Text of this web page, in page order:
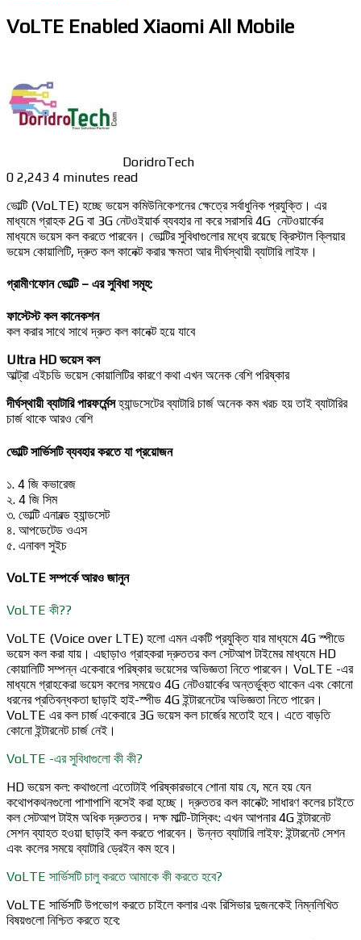
VoLTE Enabled Xiaomi All Mobile
DoridroTech
0 2,243 4 minutes read
ভোল্টি (VoLTE) হচ্ছে ভয়েস কমিউনিকেশনের ক্ষেত্রে সর্বাধুনিক প্রযুক্তি। এর
মাধ্যমে গ্রাহক 2G বা 3G নেটওইয়ার্ক ব্যবহার না করে সরাসরি 4G নেটওয়ার্কের
মাধ্যমে ভয়েস কল করতে পারবেন। ভোল্টির সুবিধাগুলোর মধ্যে রয়েছে ক্রিস্টাল ক্লিয়ার
ভয়েস কোয়ালিটি, দ্রুত কল কানেক্ট করার ক্ষমতা আর দীর্ঘস্থায়ী ব্যাটারি লাইফ।
গ্রামীণফোন ভোল্টি – এর সুবিধা সমূহ:
ফাস্টেস্ট কল কানেকশন
কল করার সাথে সাথে দ্রুত কল কানেক্ট হয়ে যাবে
Ultra HD ভয়েস কল
আল্ট্রা এইচডি ভয়েস কোয়ালিটির কারণে কথা এখন অনেক বেশি পরিষ্কার
দীর্ঘস্থায়ী ব্যাটারি পারফর্মেন্সহ্যান্ডসেটের ব্যাটারি চার্জ অনেক কম খরচ হয় তাই ব্যাটারির
চার্জ থাকে আরও বেশি
ভোল্টি সার্ভিসটি ব্যবহার করতে যা প্রয়োজন
১. 4 জি কভারেজ
২. 4 জি সিম
৩. ভোল্টি এনাবল্ড হ্যান্ডসেট
৪. আপডেটেড ওএস
৫. এনাবল সুইচ
VoLTE সম্পর্কে আরও জানুন
VoLTE কী??
VoLTE (Voice over LTE) হলো এমন একটি প্রযুক্তি যার মাধ্যমে 4G স্পীডে
ভয়েস কল করা যায়। এছাড়াও গ্রাহকরা দ্রুততর কল সেটআপ টাইমের মাধ্যমে HD
কোয়ালিটি সম্পন্ন একেবারে পরিষ্কার ভয়েসের অভিজ্ঞতা নিতে পারবেন। VoLTE -এর
মাধ্যমে গ্রাহকেরা ভয়েস কলের সময়েও 4G নেটওয়ার্কের অন্তর্ভুক্ত থাকেন এবং কোনো
ধরনের প্রতিবন্ধকতা ছাড়াই হাই-স্পীড 4G ইন্টারনেটের অভিজ্ঞতা নিতে পারেন।
VoLTE এর কল চার্জ একেবারে 3G ভয়েস কল চার্জের মতোই হবে। এতে বাড়তি
কোনো ইন্টারনেট চার্জ নেই।
VoLTE -এর সুবিধাগুলো কী কী?
HD ভয়েস কল: কথাগুলো এতোটাই পরিষ্কারভাবে শোনা যায় যে, মনে হয় যেন
কথোপকথনগুলো পাশাপাশি বসেই করা হচ্ছে। দ্রুততর কল কানেক্ট: সাধারণ কলের চাইতে
কল সেটআপ টাইম অধিক দ্রুততর। দক্ষ মাল্টি-টাস্কিং: এখন আপনার 4G ইন্টারনেট
সেশন ব্যাহত হওয়া ছাড়াই কল করতে পারবেন। উন্নত ব্যাটারি লাইফ: ইন্টারনেট সেশন
এবং কলের সময়ে ব্যাটারি ড্রেইন কম হবে।
VoLTE সার্ভিসটি চালু করতে আমাকে কী করতে হবে?
VoLTE সার্ভিসটি উপভোগ করতে চাইলে কলার এবং রিসিভার দুজনকেই নিম্নলিখিত
বিষয়গুলো নিশ্চিত করতে হবে: